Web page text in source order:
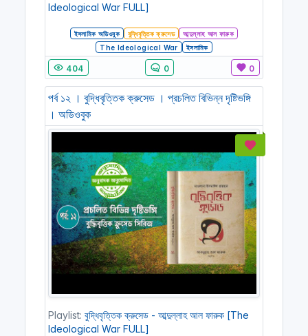
Ideological War FULL]
ইসলামিক অডিওবুক বুদ্ধিবৃত্তিক ক্রুসেড
আব্দুল্লাহ আল ফারুক
The Ideological War
ইসলামিক
404 0 0
পর্ব ১২ । বুদ্ধিবৃত্তিক ক্রুসেড । প্রচলিত বিভিন্ন দৃষ্টিভঙ্গি
। অডিওবুক
Playlist: বুদ্ধিবৃত্তিক ক্রুসেড - আব্দুল্লাহ আল ফারুক [The
Ideological War FULL]